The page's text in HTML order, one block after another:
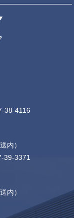
38-4116
内）
39-3371
内）